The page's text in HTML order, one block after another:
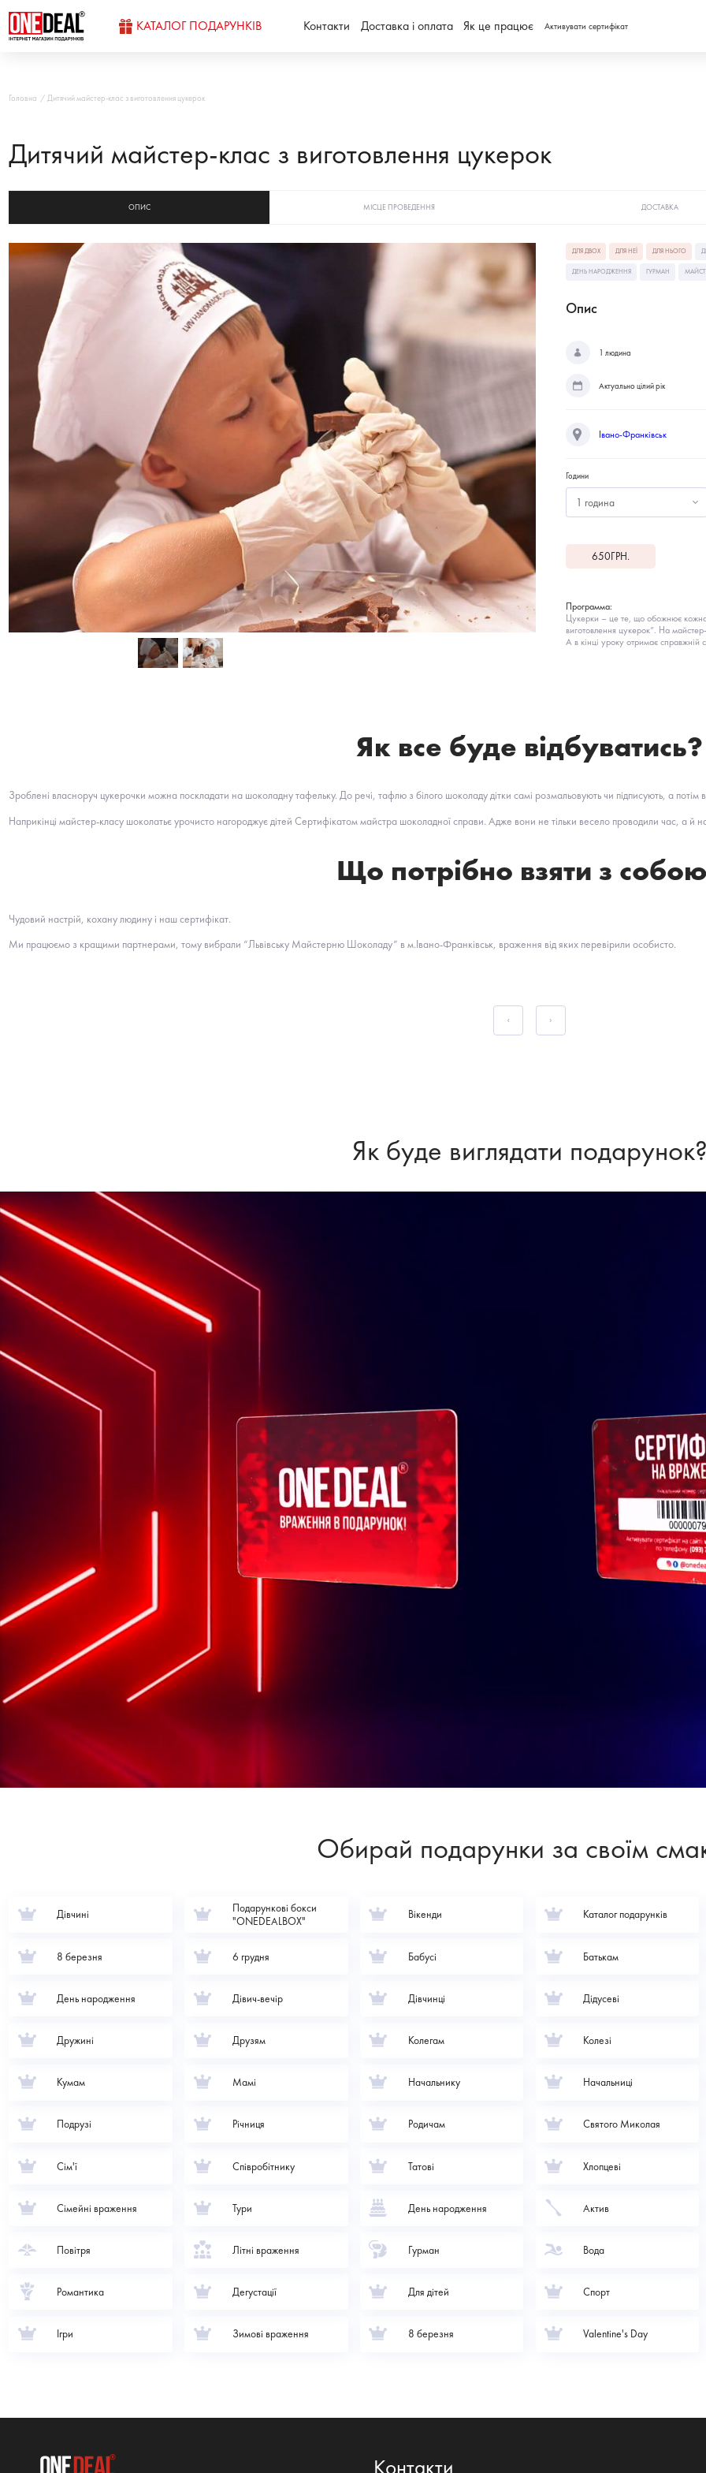
КАТАЛОГ ПОДАРУНКІВ Контакти Доставка і оплата Як це працює Активувати сертифікат
Головна Дитячий майстер-клас з виготовлення цукерок
Дитячий майстер-клас з виготовлення цукерок
ОПИС МІСЦЕ ПРОВЕДЕННЯ ДОСТАВКА
ДЛЯ ДВОХ ДЛЯ НЕЇ ДЛЯ НЬОГО
ДЕНЬ НАРОДЖЕННЯ ГУРМАН
Опис
1 людина
Актуально цілий рік
Івано-Франківськ
Години
1 година
650ГРН.
Программа:
Цукерки – це те, що обожнює кожна
виготовлення цукерок”. На
А в кінці уроку отримає справжній
Як все буде відбуватись?
Зроблені власноруч цукерочки можна поскладати на шоколадну тафельку. До речі, тафлю з білого шоколаду дітки самі розмальовують чи підписують, а
Наприкінці майстер-класу шоколатьє урочисто нагороджує дітей Сертифікатом майстра шоколадної справи.‍ Адже вони не тільки весело проводили час, а й
Що потрібно взяти з
Чудовий настрій, кохану людину і наш сертифікат.
Ми працюємо з кращими партнерами, тому вибрали “Львівську Майстерню Шоколаду” в м.Івано-Франківськ, враження від яких перевірили особисто.
Як буде виглядати
Обирай подарунки за своїм
Дівчині
Подарункові бокси
"ONEDEALBOX"
Вікенди Каталог подарунків
8 березня 6 грудня Бабусі Батькам
День народження Дівич-вечір Дівчинці Дідусеві
Дружині Друзям Колегам Колезі
Кумам Мамі Начальнику Начальниці
Подрузі Річниця Родичам Святого Миколая
Сім'ї Співробітнику Татові Хлопцеві
Сімейні враження Тури День народження Актив
Повітря Літні враження Гурман Вода
Романтика Дегустації Для дітей Спорт
Ігри Зимові враження 8 березня Valentine's Day
Контакти